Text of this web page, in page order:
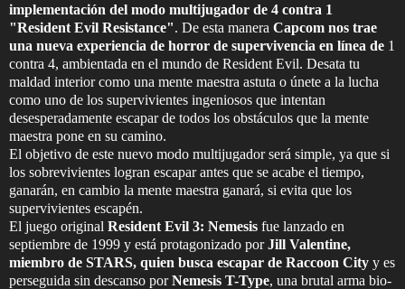
implementación del modo multijugador de 4 contra 1
"Resident Evil Resistance". De esta manera Capcom nos trae
una nueva experiencia de horror de supervivencia en línea de 1
contra 4, ambientada en el mundo de Resident Evil. Desata tu
maldad interior como una mente maestra astuta o únete a la lucha
como uno de los supervivientes ingeniosos que intentan
desesperadamente escapar de todos los obstáculos que la mente
maestra pone en su camino.
El objetivo de este nuevo modo multijugador será simple, ya que si
los sobrevivientes logran escapar antes que se acabe el tiempo,
ganarán, en cambio la mente maestra ganará, si evita que los
supervivientes escapén.
El juego original Resident Evil 3: Nemesis fue lanzado en
septiembre de 1999 y está protagonizado porJill Valentine,
miembro de STARS, quien busca escapar de Raccoon City y es
perseguida sin descanso porNemesis T-Type, una brutal arma bio-